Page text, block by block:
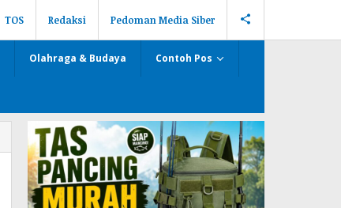
TOS Redaksi Pedoman Media Siber
Olahraga & Budaya Contoh Pos